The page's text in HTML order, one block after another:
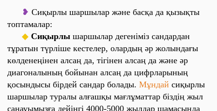
❥ Сиқырлы шаршылар және басқа да қызықты
топтамалар:
◆ Сиқырлы шаршылар дегеніміз сандардан
тұратын түрліше кестелер, олардың әр жолындағы
көлденеңінен алсаң да, тігінен алсаң да және әр
диагоналының бойынан алсаң да цифрларының
қосындысы бірдей сандар болады. Мұндай сиқырлы
шаршылар туралы алғашқы мағлұматтар біздің жыл
санауымызға дейінгі 4000-5000 жылдар шамасында